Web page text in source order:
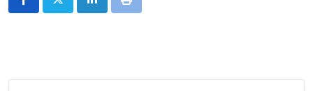
LinkedInPrint